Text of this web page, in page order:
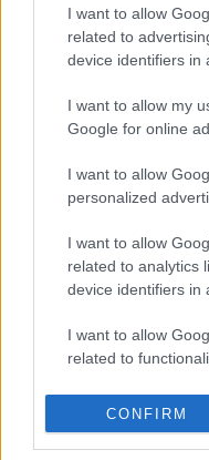
I want to allow
related to
device identifiers in
I want to allow my
Google for online
I want to allow
personalized
I want to allow
related to analytics
device identifiers in
I want to allow
related to
related to
CONFIRM
Címkék:musical
Színház Mamma Mia!
Ajánlott